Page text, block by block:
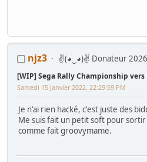
njz3 ✌(◕‿◕)✌ Donateur 2026
[WIP] Sega Rally Championship vers
Samedi 15 Janvier 2022, 22:29:59 PM
Je n'ai rien hacké, c'est juste des
Me suis fait un petit soft pour
comme fait groovymame.